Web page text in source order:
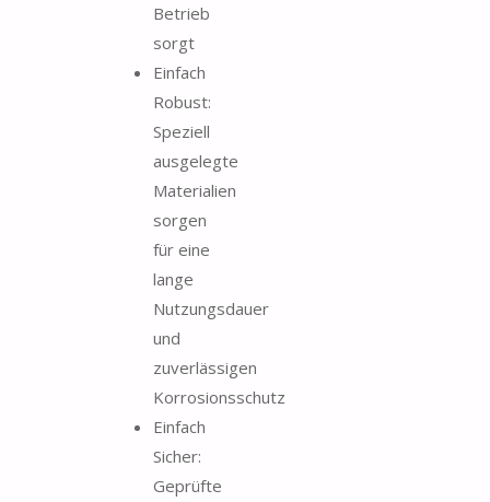
Betrieb
sorgt
Einfach
Robust:
Speziell
ausgelegte
Materialien
sorgen
für eine
lange
Nutzungsdauer
und
zuverlässigen
Korrosionsschutz
Einfach
Sicher:
Geprüfte